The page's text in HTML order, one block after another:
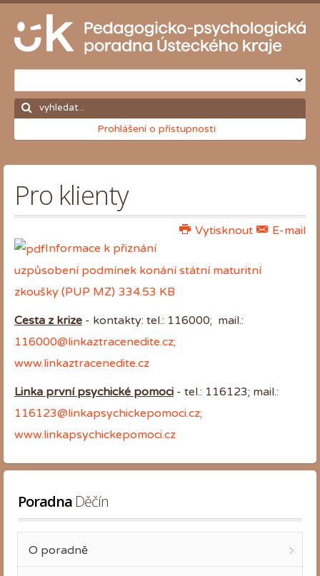
Prohlášení o přístupnosti
Pro klienty
E-mail
Vytisknout
Informace k přiznání
uzpůsobení podmínek konání státní maturitní
zkoušky (PUP MZ) 334.53 KB
Cesta z krize - kontakty: tel.: 116000; mail.:
116000@linkaztracenedite.cz;
www.linkaztracenedite.cz
Linka první psychické pomoci - tel.: 116123; mail.:
116123@linkapsychickepomoci.cz;
www.linkapsychickepomoci.cz
Poradna Děčín
O poradně